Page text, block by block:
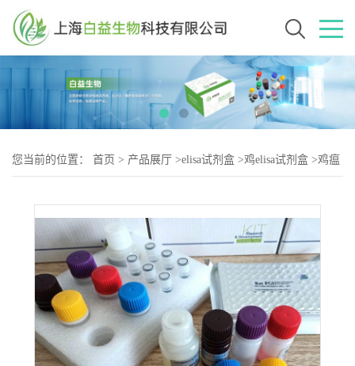
您当前的位置： 首页 > 产品展厅 >elisa试剂盒 >鸡elisa试剂盒 >鸡瘟